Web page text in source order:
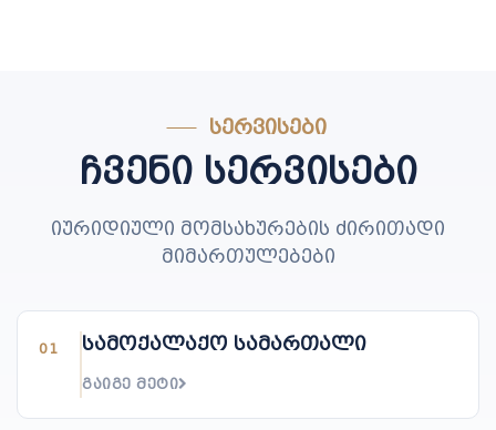
ᲡᲔᲠᲕᲘᲡᲔᲑᲘ
ჩვენი სერვისები
იურიდიული მომსახურების ძირითადი
მიმართულებები
01 სამოქალაქო სამართალი
ᲒᲐᲘᲒᲔ ᲛᲔᲢᲘ